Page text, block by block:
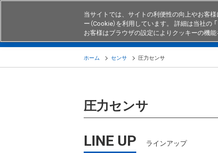
製品 業界・用途別商品 知る・
ホーム センサ 圧力センサ
圧力センサ
LINE UP ラインアップ
当サイトでは、サイトの利便性の向上やお客
ー（Cookie）を利用しています。 詳細は当社の 「
お客様はブラウザの設定によりクッキーの機